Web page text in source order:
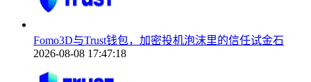
Fomo3D与Trust钱包，加密投机泡沫里的信任试金石
2026-08-08 17:47:18